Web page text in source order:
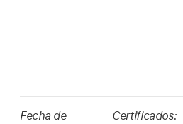
Fecha de
Certificados: